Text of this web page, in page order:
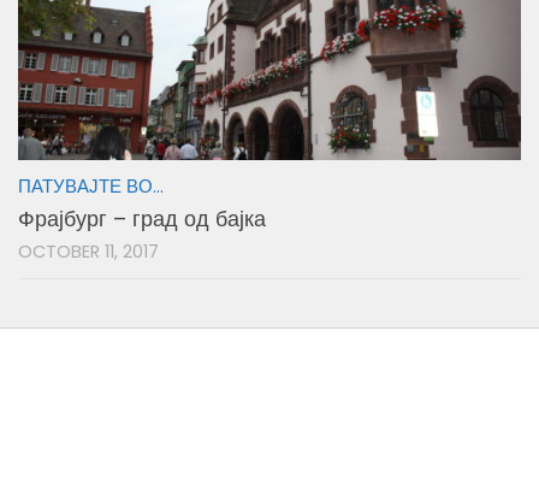
ПАТУВАЈТЕ ВО...
Фрајбург – град од бајка
OCTOBER 11, 2017